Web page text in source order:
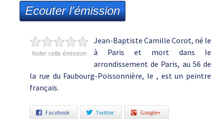
Ecouter l'émission
Noter cette émission
Jean-Baptiste Camille Corot, né le
à Paris et mort dans le
arrondissement de Paris, au 56 de
la rue du Faubourg-Poissonnière, le , est un peintre
français.
Facebook Twitter Google+